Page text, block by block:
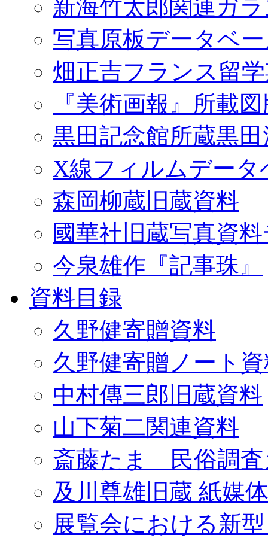
新海竹太郎関連ガ
写真原板データベ
畑正吉フランス留
『美術画報』所載
黒田記念館所蔵黒
X線フィルムデータ
森岡柳蔵旧蔵資料
國華社旧蔵写真資
今泉雄作『記事珠』
資料目録
久野健寄贈資料
久野健寄贈ノート
中村傳三郎旧蔵資料
山下菊二関連資料
斎藤たま 民俗調査
及川尊雄旧蔵 紙媒
展覧会における新